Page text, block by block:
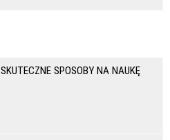
SKUTECZNE SPOSOBY NA NAUKĘ